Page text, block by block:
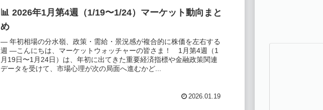
📊 2026年1月第4週（1/19〜1/24）マーケット動向まと
め
― 年初相場の分水嶺、政策・需給・景況感が複合的に株価を左右する
週 ―こんにちは、マーケットウォッチャーの皆さま！ 1月第4週（1
月19日〜1月24日）は、年初に出てきた重要経済指標や金融政策関連
データを受けて、市場心理が次の局面へ進むかど...
2026.01.19